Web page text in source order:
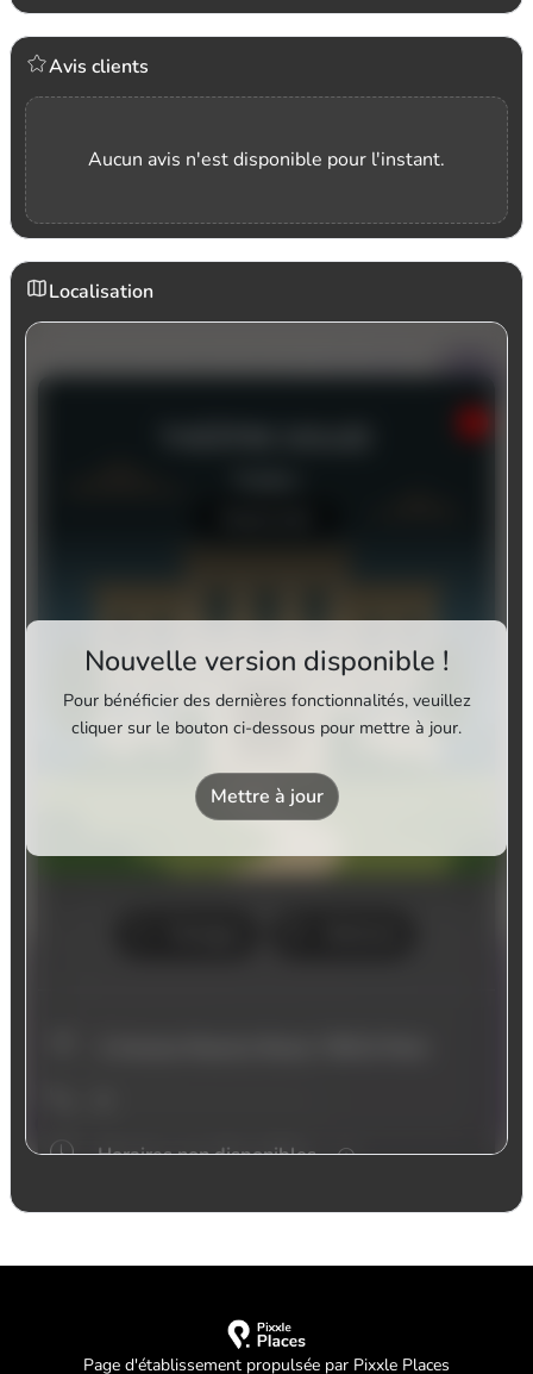
Avis clients
Aucun avis n'est disponible pour l'instant.
Localisation
Page d'établissement propulsée par Pixxle Places